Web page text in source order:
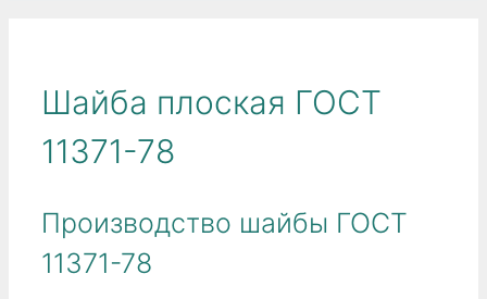
Шайба плоская ГОСТ
11371-78
Производство шайбы ГОСТ
11371-78